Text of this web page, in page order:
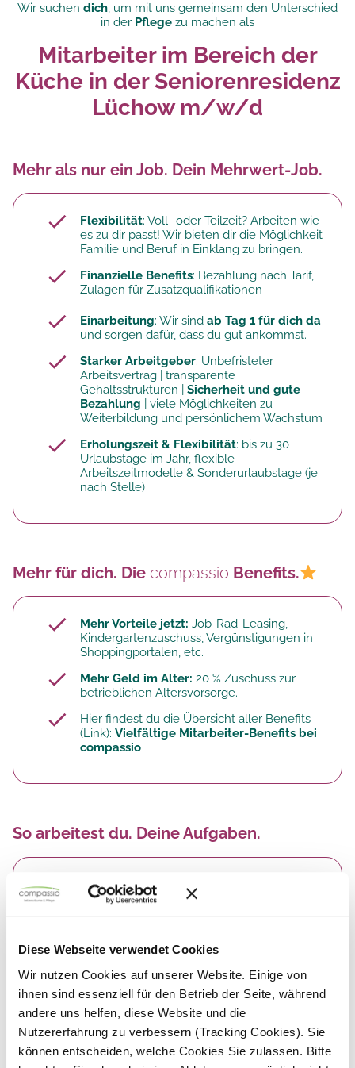
Diese Webseite verwendet Cookies
Wir nutzen Cookies auf unserer Website. Einige von
ihnen sind essenziell für den Betrieb der Seite, während
andere uns helfen, diese Website und die
Nutzererfahrung zu verbessern (Tracking Cookies). Sie
können entscheiden, welche Cookies Sie zulassen. Bitte
Wir suchen dich, um mit uns gemeinsam den Unterschied
in der Pflege zu machen als
Mitarbeiter im Bereich der
Küche in der Seniorenresidenz
Lüchow m/w/d
Mehr als nur ein Job. Dein Mehrwert-Job.
Flexibilität: Voll- oder Teilzeit? Arbeiten wie
es zu dir passt! Wir bieten dir die Möglichkeit
Familie und Beruf in Einklang zu bringen.
Finanzielle Benefits: Bezahlung nach Tarif,
Zulagen für Zusatzqualifikationen
Einarbeitung: Wir sind ab Tag 1 für dich da
und sorgen dafür, dass du gut ankommst.
Starker Arbeitgeber: Unbefristeter
Arbeitsvertrag | transparente
Gehaltsstrukturen | Sicherheit und gute
Bezahlung | viele Möglichkeiten zu
Weiterbildung und persönlichem Wachstum
Erholungszeit & Flexibilität: bis zu 30
Urlaubstage im Jahr, flexible
Arbeitszeitmodelle & Sonderurlaubstage (je
nach Stelle)
Mehr für dich. Die compassio Benefits.
Mehr Vorteile jetzt: Job-Rad-Leasing,
Kindergartenzuschuss, Vergünstigungen in
Shoppingportalen, etc.
Mehr Geld im Alter: 20 % Zuschuss zur
betrieblichen Altersvorsorge.​
Hier findest du die Übersicht aller Benefits
(Link): Vielfältige Mitarbeiter-Benefits bei
compassio
So arbeitest du. Deine Aufgaben.
​Dubereitest Speisen unter Anleitung zu
und unterstützt die Köche bei allen
anfallenden Tätigkeiten
und Abendessen anund achtest dabei auf
unterschiedliche Kostformen
Du übernimmst das Anrichten und Austeilen
von Mahlzeiten für unsere Bewohner:innen
Eine Veranstaltung steht an?Du unterstützt
bei den Vorbereitungen und bringst dich
aktiv ein